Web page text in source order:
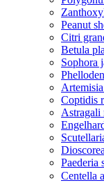
Peanut
Citri
Betula
Sophora
Coptidis
Astragali
Paederia
Centella